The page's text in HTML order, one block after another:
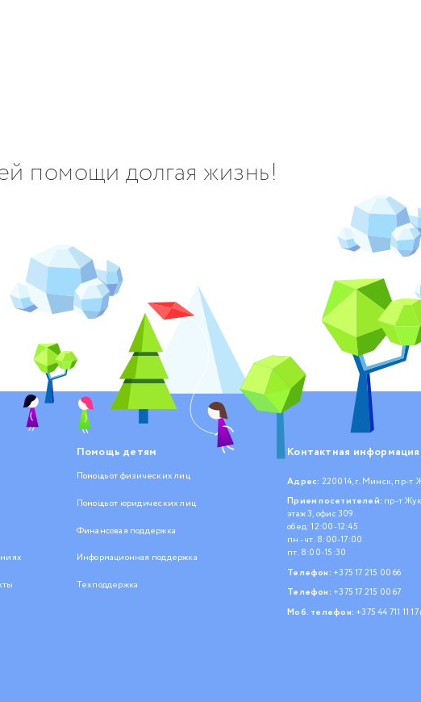
помощи долгая жизнь!
Помощь детям
Помощь от физических лиц
Помощь от юридических лиц
Финансовая поддержка
Информационная поддержка
Техподдержка
Контактная информация
Адрес: 220014, г. Минск, пр-
Прием посетителей: пр-т
этаж 3, офис 309.
обед: 12:00-12:45
пн.- чт. 8:00-17:00
пт. 8:00-15:30
Телефон: +375 17 215 00 66
Телефон: +375 17 215 00 67
Моб. телефон: +375 44 711 11